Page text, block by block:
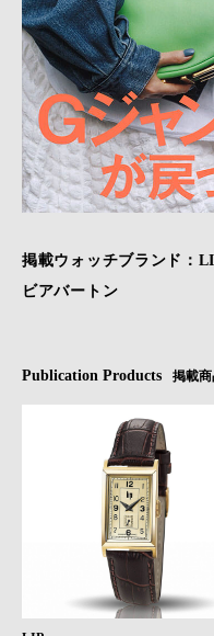
掲載ウォッチブランド：
ビアバートン
Publication Products 掲載